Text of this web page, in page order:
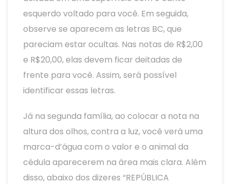
esquerdo voltado para você. Em seguida,
observe se aparecem as letras BC, que
pareciam estar ocultas. Nas notas de R$2,00
e R$20,00, elas devem ficar deitadas de
frente para você. Assim, será possível
identificar essas letras.
Já na segunda família, ao colocar a nota na
altura dos olhos, contra a luz, você verá uma
marca-d’água com o valor e o animal da
cédula aparecerem na área mais clara. Além
disso, abaixo dos dizeres “REPÚBLICA